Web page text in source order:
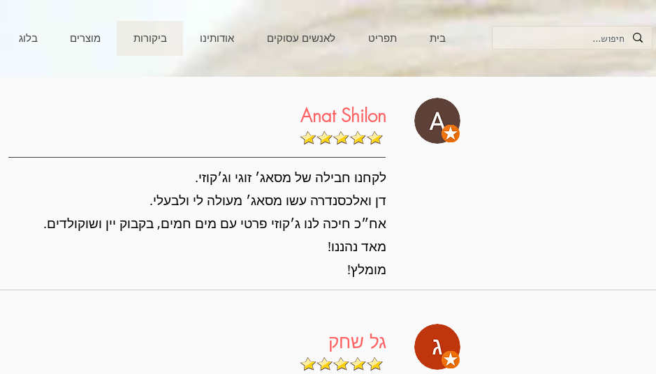
בית תפריט לאנשים עסוקים אודותינו ביקורות מוצרים בלוג
Anat Shilon
לקחנו חבילה של מסאג׳ זוגי וג׳קוזי.
דן ואלכסנדרה עשו מסאג׳ מעולה לי ולבעלי.
אח״כ חיכה לנו ג׳קוזי פרטי עם מים חמים, בקבוק יין ושוקולדים.
מאד נהננו!
מומלץ!
גל שחק